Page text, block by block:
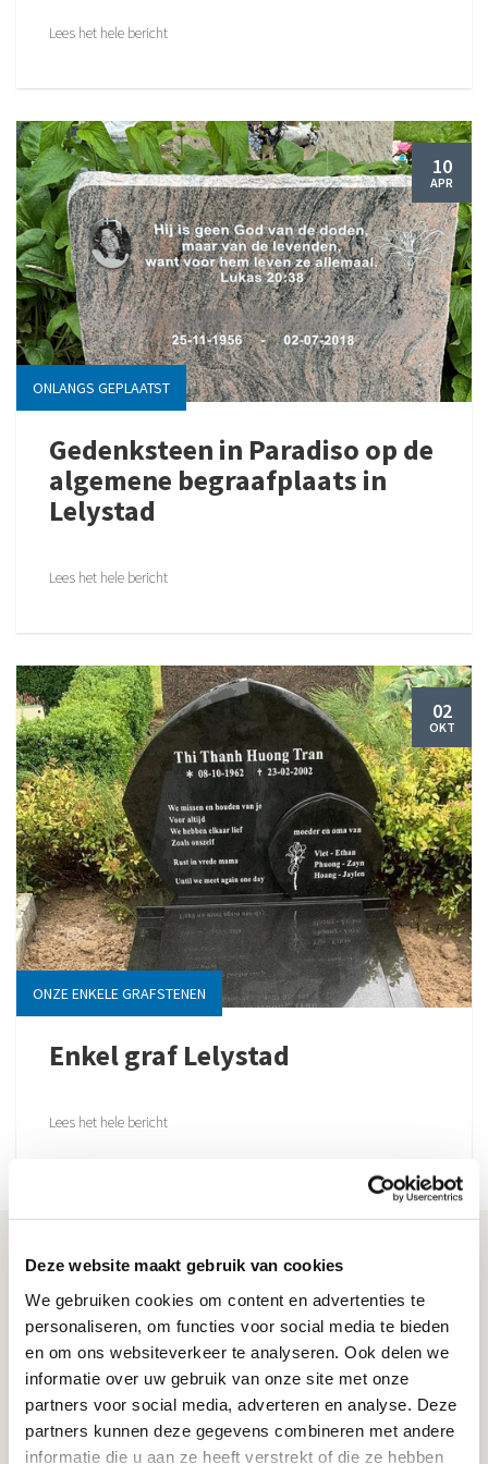
Deze website maakt gebruik van cookies
We gebruiken cookies om content en advertenties te
personaliseren, om functies voor social media te bieden
en om ons websiteverkeer te analyseren. Ook delen we
informatie over uw gebruik van onze site met onze
partners voor social media, adverteren en analyse. Deze
partners kunnen deze gegevens combineren met andere
informatie die u aan ze heeft verstrekt of die ze hebben
Lees het hele bericht
10
APR
ONLANGS GEPLAATST
Gedenksteen in Paradiso op de
algemene begraafplaats in
Lelystad
Lees het hele bericht
02
OKT
ONZE ENKELE GRAFSTENEN
Enkel graf Lelystad
Lees het hele bericht
Klantenservice
Veelgestelde vragen
Toonzalen
Kosten grafstenen
Kwaliteit